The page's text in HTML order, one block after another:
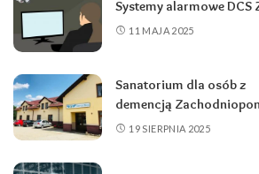
Systemy alarmowe
11 MAJA 2025
Sanatorium dla osób z
demencją
19 SIERPNIA 2025